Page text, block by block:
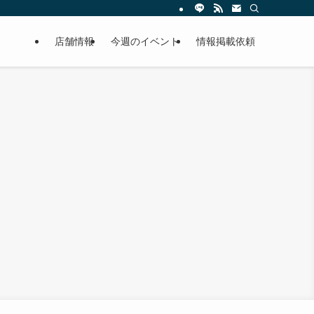
店舗情報 今週のイベント 情報掲載依頼